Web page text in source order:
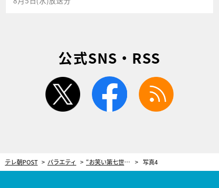
公式SNS・RSS
twitter facebook
テレ朝POST バラエティ “お笑い第七世代”の実力派4組が競演！どんな悩みも“笑い”に変えて解決！ 写真4